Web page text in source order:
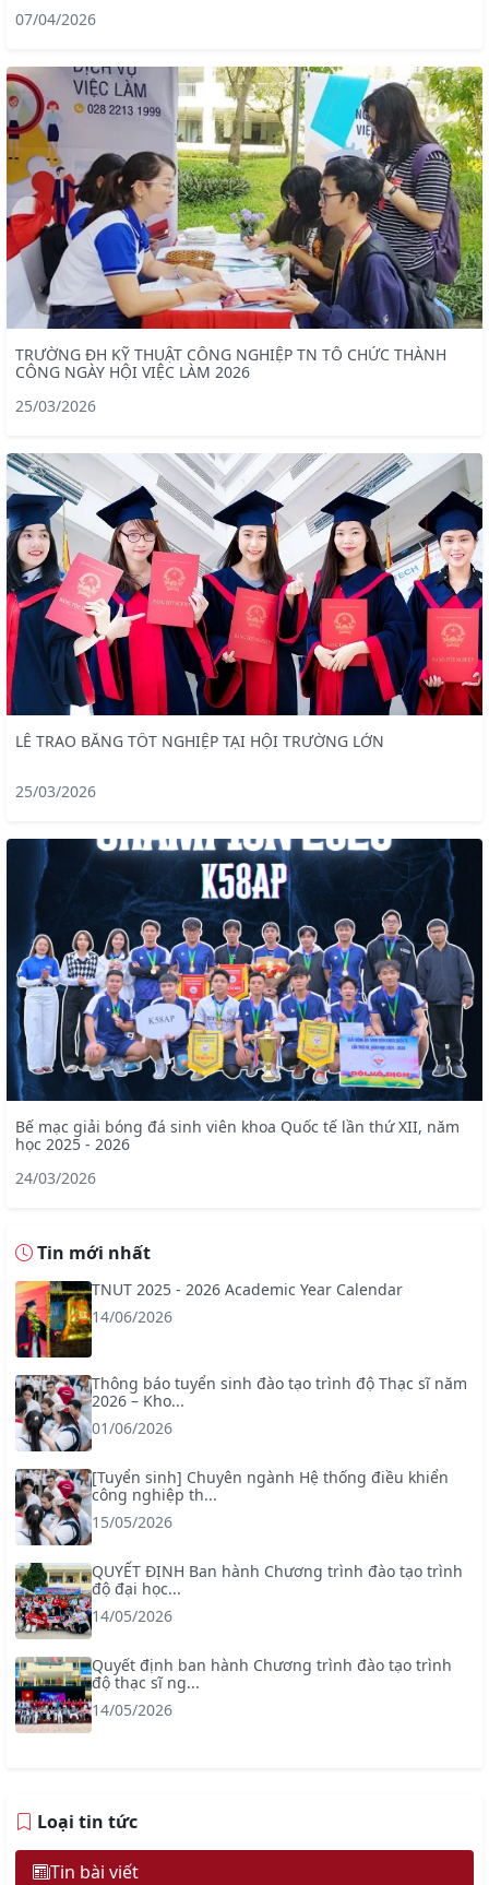
07/04/2026
TRƯỜNG ĐH KỸ THUẬT CÔNG NGHIỆP TN TỔ CHỨC THÀNH
CÔNG NGÀY HỘI VIỆC LÀM 2026
25/03/2026
LỄ TRAO BẰNG TỐT NGHIỆP TẠI HỘI TRƯỜNG LỚN
25/03/2026
Bế mạc giải bóng đá sinh viên khoa Quốc tế lần thứ XII, năm
học 2025 - 2026
24/03/2026
Tin mới nhất
TNUT 2025 - 2026 Academic Year Calendar
14/06/2026
Thông báo tuyển sinh đào tạo trình độ Thạc sĩ năm
2026 – Kho...
01/06/2026
[Tuyển sinh] Chuyên ngành Hệ thống điều khiển
công nghiệp th...
15/05/2026
QUYẾT ĐỊNH Ban hành Chương trình đào tạo trình
độ đại học...
14/05/2026
Quyết định ban hành Chương trình đào tạo trình
độ thạc sĩ ng...
14/05/2026
Loại tin tức
Tin bài viết